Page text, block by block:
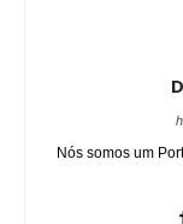
Nós somos um